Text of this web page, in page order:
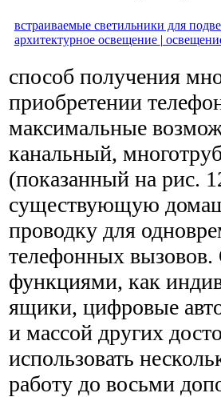
встраиваемые светильники для
архитектурное освещение |
способ получения
приобретении
макси­мальные
канальный,
(показанный на рис.
существующую
проводку для
телефонных вызовов.
функциями, как
ящики, цифровые
и массой других
использовать
работу до восьми